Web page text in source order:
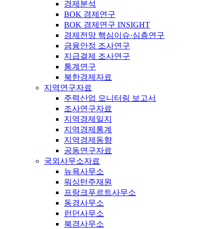
경제분석
BOK 경제연구
BOK 경제연구 INSIGHT
경제전망 핵심이슈·심층연구
금융안정 조사연구
지급결제 조사연구
통계연구
북한경제자료
지역연구자료
주력산업 모니터링 보고서
조사연구자료
지역경제일지
지역경제통계
지역경제동향
공동연구자료
국외사무소자료
뉴욕사무소
워싱턴주재원
프랑크푸르트사무소
동경사무소
런던사무소
북경사무소